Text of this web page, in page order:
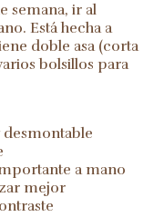
semana, ir al
Está hecha a
doble asa (corta
bolsillos para
desmontable
a mano
mejor